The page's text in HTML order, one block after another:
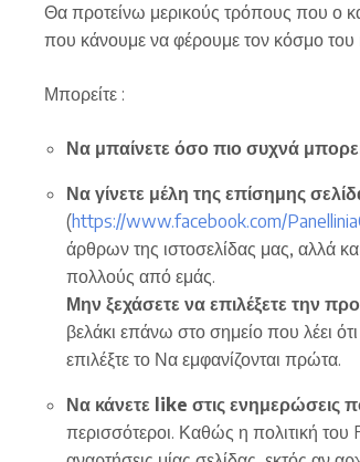
Θα προτείνω μερικούς τρόπους που ο
που κάνουμε να φέρουμε τον κόσμο του
Μπορείτε :
Να μπαίνετε όσο πιο συχνά
Να γίνετε μέλη της επίσημης
(https://www.facebook.com/
άρθρων της ιστοσελίδας μας, αλλά
πολλούς από εμάς.
Μην ξεχάσετε να επιλέξετε την
βελάκι επάνω στο σημείο που λέει
επιλέξτε το Να εμφανίζονται πρώτα.
Να κάνετε like στις ενημερώσεις
περισσότεροι. Καθώς η πολιτική του